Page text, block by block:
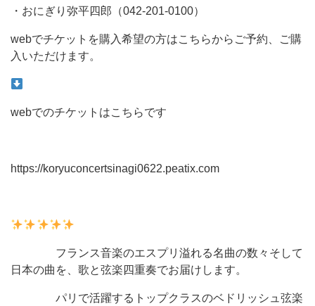
・おにぎり弥平四郎（042-201-0100）
webでチケットを購入希望の方はこちらからご予約、ご購
入いただけます。
webでのチケットはこちらです
https://koryuconcertsinagi0622.peatix.com
フランス音楽のエスプリ溢れる名曲の数々そして
日本の曲を、歌と弦楽四重奏でお届けします。
パリで活躍するトップクラスのベドリッシュ弦楽